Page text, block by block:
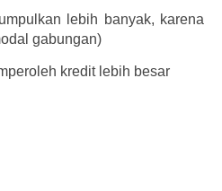
lebih banyak, karena
gabungan)
kredit lebih besar